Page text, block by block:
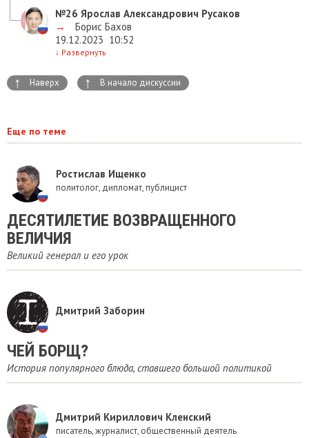
№26 Ярослав Александрович Русаков
→
Борис Бахов
19.12.2023 10:52
↓ Развернуть
↑ Наверх ↑ В начало дискуссии
Еще по теме
Ростислав Ищенко
политолог, дипломат, публицист
​ДЕСЯТИЛЕТИЕ ВОЗВРАЩЕННОГО
ВЕЛИЧИЯ
Великий генерал и его урок
Дмитрий Заборин
​ЧЕЙ БОРЩ?
История популярного блюда, ставшего большой политикой
Дмитрий Кириллович Кленский
писатель, журналист, общественный деятель